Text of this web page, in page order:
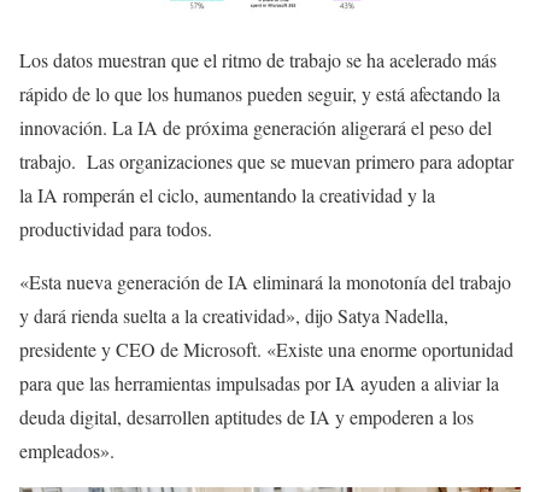
Los datos muestran que el ritmo de trabajo se ha acelerado más
rápido de lo que los humanos pueden seguir, y está afectando la
innovación. La IA de próxima generación aligerará el peso del
trabajo. Las organizaciones que se muevan primero para adoptar
la IA romperán el ciclo, aumentando la creatividad y la
productividad para todos.
«Esta nueva generación de IA eliminará la monotonía del trabajo
y dará rienda suelta a la creatividad», dijo Satya Nadella,
presidente y CEO de Microsoft. «Existe una enorme oportunidad
para que las herramientas impulsadas por IA ayuden a aliviar la
deuda digital, desarrollen aptitudes de IA y empoderen a los
empleados».